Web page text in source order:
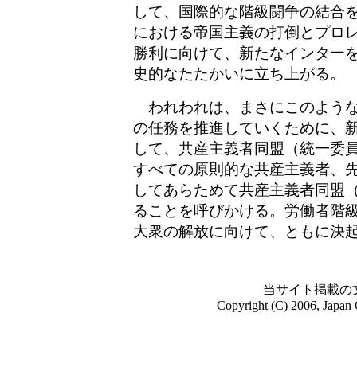
して、国際的な階級闘争の結合
における帝国主義の打倒とプロ
勝利に向けて、新たなインター
史的なたたかいに立ち上がる。
われわれは、まさにこのよう
の任務を推進していくために、
して、共産主義者同盟（統一委
すべての原則的な共産主義者、
してあらためて共産主義者同盟
ることを呼びかける。労働者階
大衆の解放に向けて、ともに決
当サイト掲載の
Copyright (C) 2006, Japan